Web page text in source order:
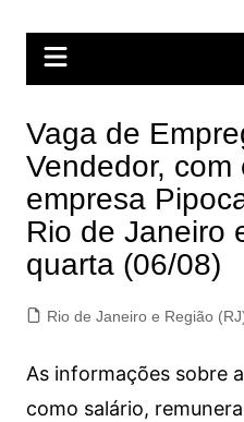
Vaga de
Vendedor,
empresa
Rio de Janeiro
quarta (06/08)
Rio de Janeiro e Região
As informações sobre
como salário,